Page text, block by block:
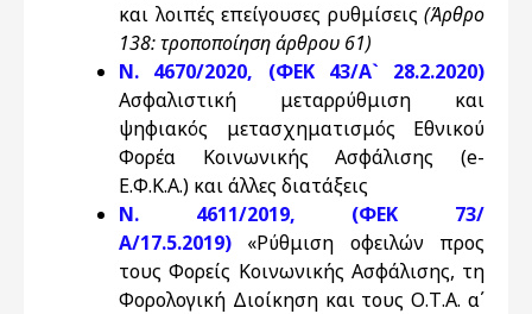
και λοιπές επείγουσες ρυθμίσεις (Άρθρο
138: τροποποίηση άρθρου 61)
Ν. 4670/2020, (ΦΕΚ 43/Α` 28.2.2020)
Ασφαλιστική μεταρρύθμιση και
ψηφιακός μετασχηματισμός Εθνικού
Φορέα Κοινωνικής Ασφάλισης (e-
Ε.Φ.Κ.Α.) και άλλες διατάξεις
N. 4611/2019, (ΦΕΚ 73/
Α/17.5.2019) «Ρύθμιση οφειλών προς
τους Φορείς Κοινωνικής Ασφάλισης, τη
Φορολογική Διοίκηση και τους Ο.Τ.Α. α΄